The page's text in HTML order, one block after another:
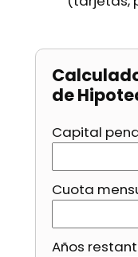
de
Capital
Cuota
Años